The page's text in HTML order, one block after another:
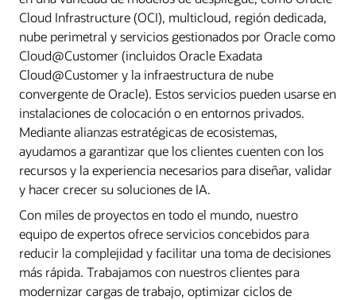
Cloud Infrastructure (OCI), multicloud, región dedicada,
nube perimetral y servicios gestionados por Oracle como
Cloud@Customer (incluidos Oracle Exadata
Cloud@Customer y la infraestructura de nube
convergente de Oracle). Estos servicios pueden usarse en
instalaciones de colocación o en entornos privados.
Mediante alianzas estratégicas de ecosistemas,
ayudamos a garantizar que los clientes cuenten con los
recursos y la experiencia necesarios para diseñar, validar
y hacer crecer su soluciones de IA.
Con miles de proyectos en todo el mundo, nuestro
equipo de expertos ofrece servicios concebidos para
reducir la complejidad y facilitar una toma de decisiones
más rápida. Trabajamos con nuestros clientes para
modernizar cargas de trabajo, optimizar ciclos de